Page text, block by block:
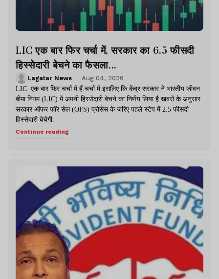
LIC एक बार फिर चर्चा में, सरकार का 6.5 फीसदी
हिस्सेदारी बेचने का फैसला...
Lagatar News
Aug 04, 2026
LIC एक बार फिर चर्चा में हैं.चर्चा में इसलिए कि केंद्र सरकार ने भारतीय जीवन
बीमा निगम (LIC) में अपनी हिस्सेदारी बेचने का निर्णय लिया है खबरों के अनुसार
सरकार ऑफर फॉर सेल (OFS) प्रोसेस के जरिए पहले स्टेप में 2.5 फीसदी
हिस्सेदारी बेचेगी.
Continue reading